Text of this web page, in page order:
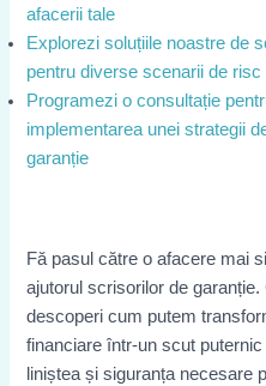
afacerii tale
Explorezi soluțiile noastre de
pentru diverse scenarii de risc
Programezi o consultație
implementarea unei strategii
garanție
Fă pasul către o afacere mai
ajutorul scrisorilor de
descoperi cum putem
financiare într-un scut
liniștea și siguranța necesare